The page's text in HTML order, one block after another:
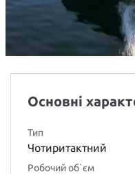
Основні
Тип
Чотиритактний
Робочий об`єм